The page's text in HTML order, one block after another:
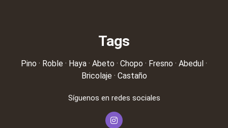
Tags
Pino · Roble · Haya · Abeto · Chopo · Fresno · Abedul ·
Bricolaje · Castaño
Síguenos en redes sociales